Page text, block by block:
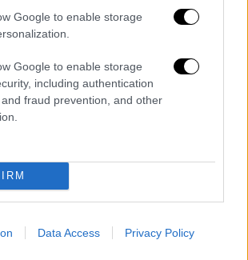
Google to enable storage
Google to enable storage
including authentication
fraud prevention, and other
Data Access Privacy Policy
να έχουμε
έτη περαιτέρω των
περιορισμό κάποιων
, οι οποίες σήμερα είναι
που λειτουργούν
ίσως αυτό αλλάξει.
τα Χριστούγεννα, αυτός είναι